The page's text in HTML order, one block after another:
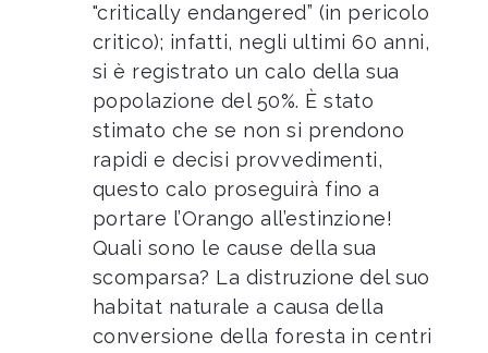
"critically endangered” (in pericolo
critico); infatti, negli ultimi 60 anni,
si è registrato un calo della sua
popolazione del 50%. È stato
stimato che se non si prendono
rapidi e decisi provvedimenti,
questo calo proseguirà fino a
portare l’Orango all’estinzione!
Quali sono le cause della sua
scomparsa? La distruzione del suo
habitat naturale a causa della
conversione della foresta in centri